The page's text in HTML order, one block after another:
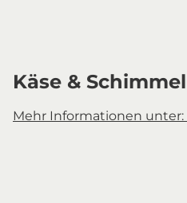
Käse & Schimmel
Mehr Informationen unter: